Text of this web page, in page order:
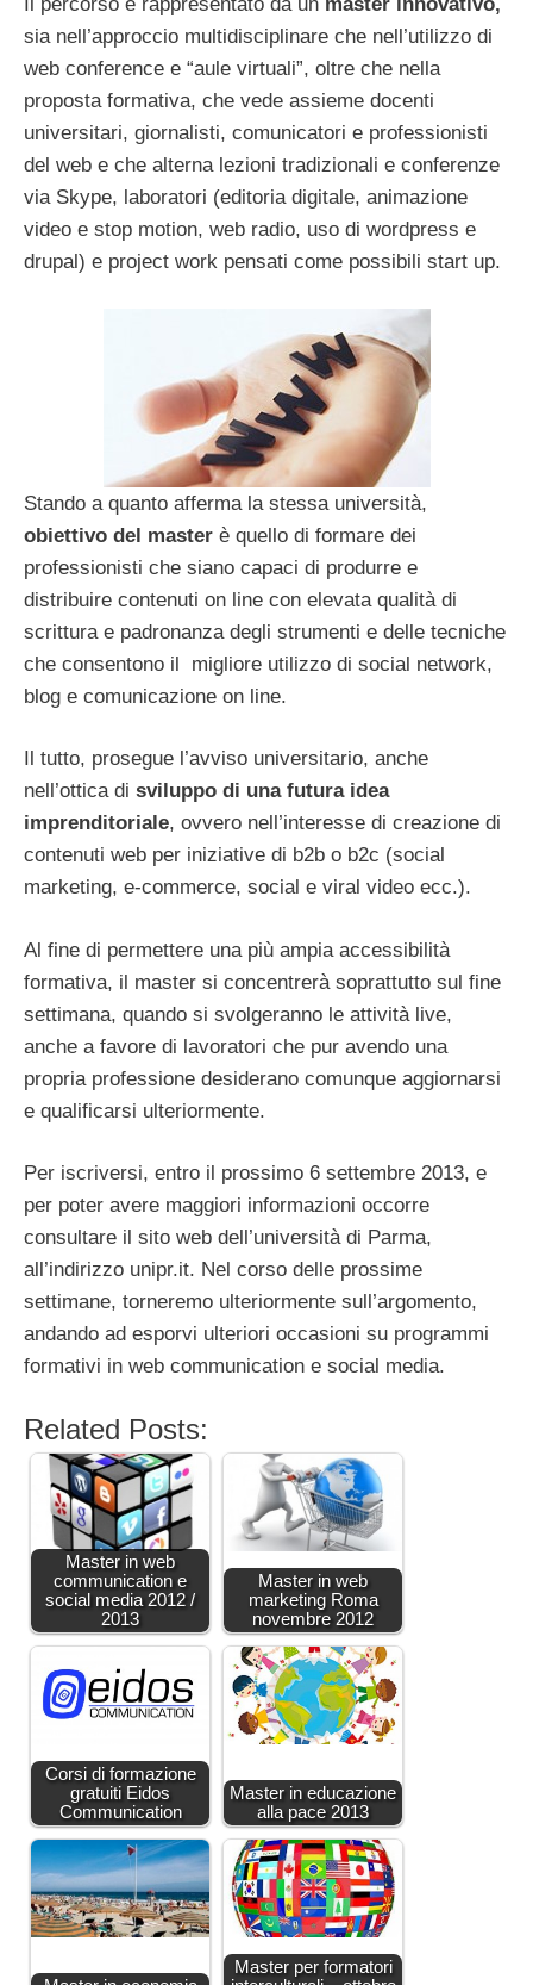
Il percorso è rappresentato da un master innovativo,
sia nell’approccio multidisciplinare che nell’utilizzo di
web conference e “aule virtuali”, oltre che nella
proposta formativa, che vede assieme docenti
universitari, giornalisti, comunicatori e professionisti
del web e che alterna lezioni tradizionali e conferenze
via Skype, laboratori (editoria digitale, animazione
video e stop motion, web radio, uso di wordpress e
drupal) e project work pensati come possibili start up.
Stando a quanto afferma la stessa università,
obiettivo del master è quello di formare dei
professionisti che siano capaci di produrre e
distribuire contenuti on line con elevata qualità di
scrittura e padronanza degli strumenti e delle tecniche
che consentono il migliore utilizzo di social network,
blog e comunicazione on line.
Il tutto, prosegue l’avviso universitario, anche
nell’ottica di sviluppo di una futura idea
imprenditoriale, ovvero nell’interesse di creazione di
contenuti web per iniziative di b2b o b2c (social
marketing, e-commerce, social e viral video ecc.).
Al fine di permettere una più ampia accessibilità
formativa, il master si concentrerà soprattutto sul fine
settimana, quando si svolgeranno le attività live,
anche a favore di lavoratori che pur avendo una
propria professione desiderano comunque aggiornarsi
e qualificarsi ulteriormente.
Per iscriversi, entro il prossimo 6 settembre 2013, e
per poter avere maggiori informazioni occorre
consultare il sito web dell’università di Parma,
all’indirizzo unipr.it. Nel corso delle prossime
settimane, torneremo ulteriormente sull’argomento,
andando ad esporvi ulteriori occasioni su programmi
formativi in web communication e social media.
Related Posts:
Master in web
communication e
social media 2012 /
2013
Master in web
marketing Roma
novembre 2012
Corsi di formazione
gratuiti Eidos
Communication
Master in educazione
alla pace 2013
Master per formatori